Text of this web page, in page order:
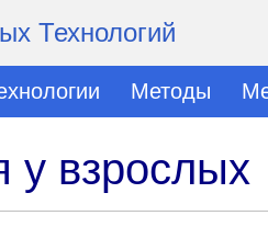
Технологий
Методы
у взрослых